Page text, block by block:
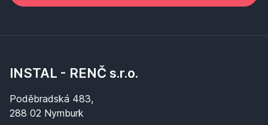
INSTAL - RENČ s.r.o.
Poděbradská 483,
288 02 Nymburk